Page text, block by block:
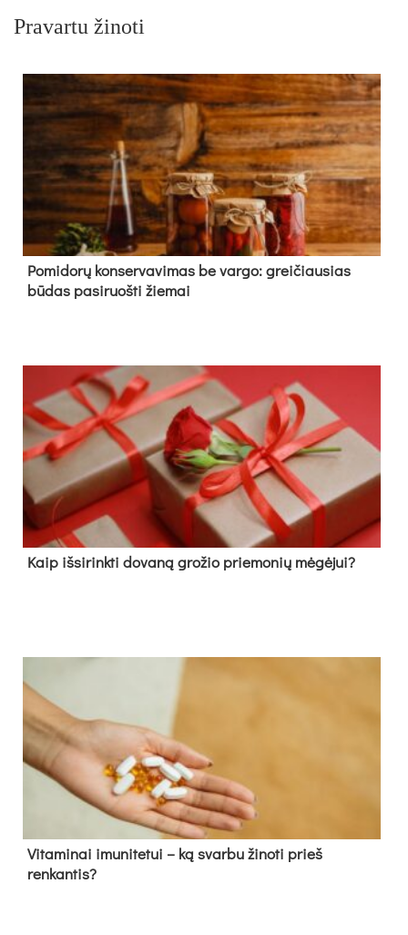
Pravartu žinoti
Pomidorų konservavimas be vargo: greičiausias
būdas pasiruošti žiemai
Kaip išsirinkti dovaną grožio priemonių mėgėjui?
Vitaminai imunitetui – ką svarbu žinoti prieš
renkantis?